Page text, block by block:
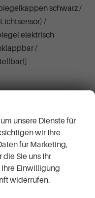
schwarz /
/
elektrisch
/
unsere Dienste für
wir Ihre
für Marketing,
Sie uns Ihr
Ihre Einwilligung
widerrufen.